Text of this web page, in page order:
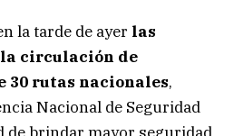
la tarde de ayer las
circulación de
30 rutas nacionales,
Nacional de Seguridad